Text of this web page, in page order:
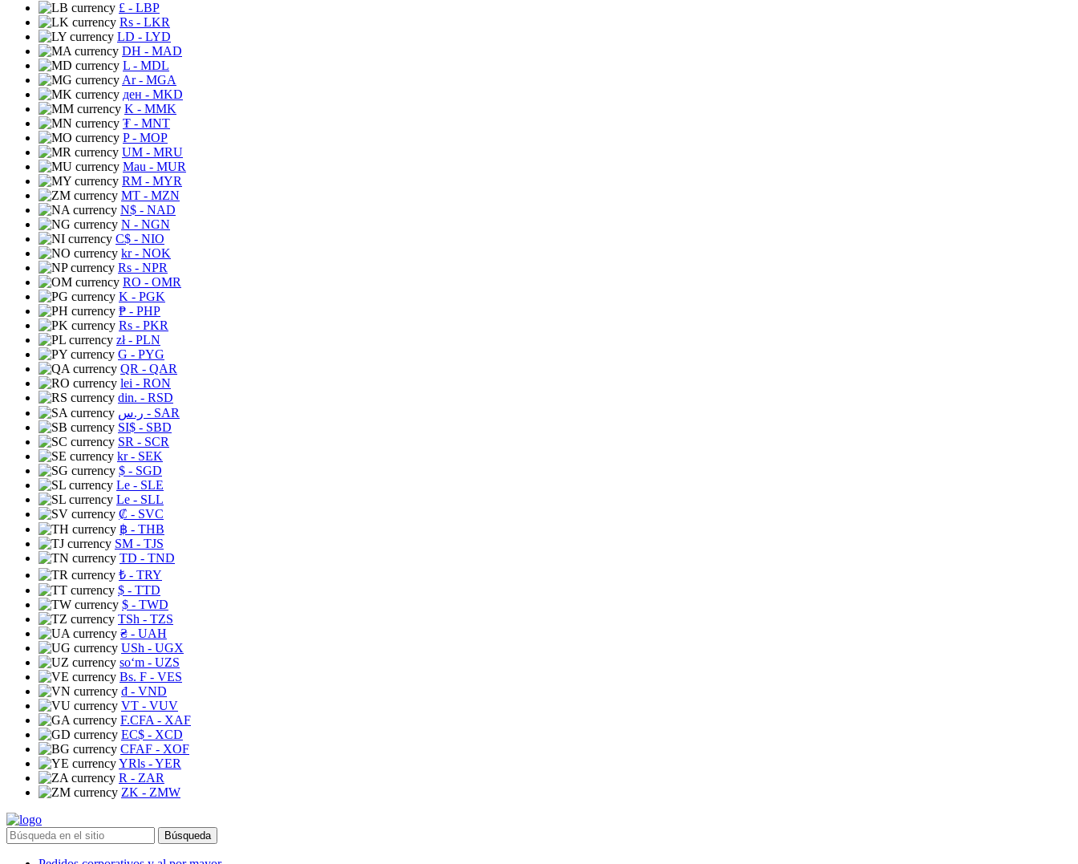
£ - LBP
Rs - LKR
LD - LYD
DH - MAD
L - MDL
Ar- MGA
ден - MKD
K - MMK
₮ - MNT
P- MOP
UM - MRU
Mau - MUR
RM - MYR
MT - MZN
N$ - NAD
N - NGN
C$ - NIO
kr- NOK
Rs - NPR
RO - OMR
K - PGK
₱ - PHP
Rs - PKR
zł- PLN
G - PYG
QR - QAR
lei - RON
din. - RSD
ر.س - SAR
SI$ - SBD
SR - SCR
kr- SEK
$ - SGD
Le - SLE
Le - SLL
₡ - SVC
฿ - THB
ЅМ - TJS
TD - TND
₺ - TRY
$ - TTD
$ - TWD
TSh - TZS
₴ - UAH
USh - UGX
soʻm - UZS
Bs. F - VES
₫ - VND
VT - VUV
F.CFA - XAF
EC$ - XCD
CFAF - XOF
YRls - YER
R - ZAR
ZK - ZMW
Búsqueda